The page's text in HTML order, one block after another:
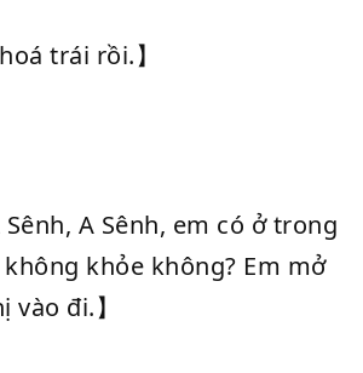
trái rồi.】
Sênh, A Sênh, em có ở trong
không khỏe không? Em mở
vào đi.】